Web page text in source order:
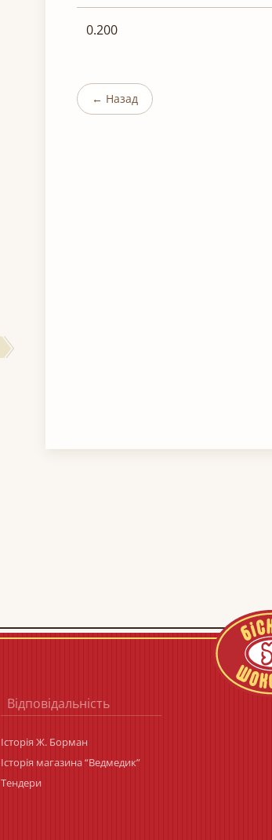
0.200
← Назад
Відповідальність
Історія Ж. Борман
Історія магазина “Ведмедик”
Тендери